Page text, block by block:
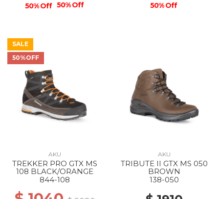
50% Off 50% Off 50% Off
SALE
50%OFF
AKU
TREKKER PRO GTX MS
108 BLACK/ORANGE
844-108
AKU
TRIBUTE II GTX MS 050
BROWN
138-050